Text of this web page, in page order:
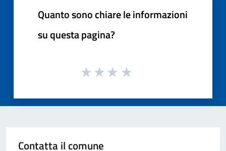
Quanto sono chiare le informazioni
su questa pagina?
Contatta il comune